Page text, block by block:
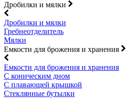
Дробилки и мялки
Дробилки и мялки
Гребнеотделитель
Мялки
Емкости для брожения и хранения
Емкости для брожения и хранения
С коническим дном
С плавающей крышкой
Стеклянные бутылки